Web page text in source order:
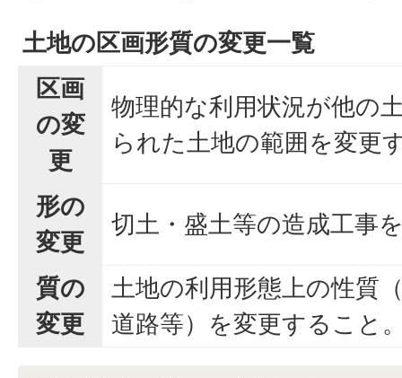
土地の区画形質の変更一覧
区画
の変
更
物理的な利用状況が他の
られた土地の範囲を変更
形の
変更
切土・盛土等の造成工事
質の
変更
土地の利用形態上の性質
道路等）を変更すること